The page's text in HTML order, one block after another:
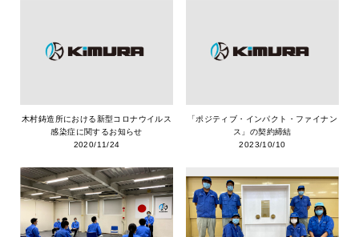
木村鋳造所における新型コロナウイルス
感染症に関するお知らせ
2020/11/24
「ポジティブ・インパクト・ファイナン
ス」の契約締結
2023/10/10